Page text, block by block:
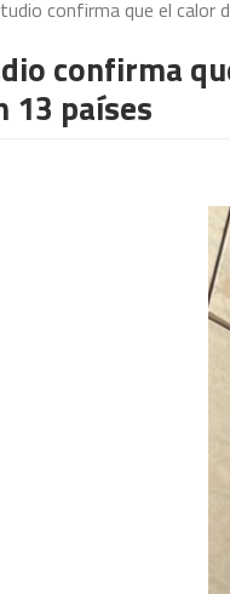
confirma que el calor
confirma
13 países